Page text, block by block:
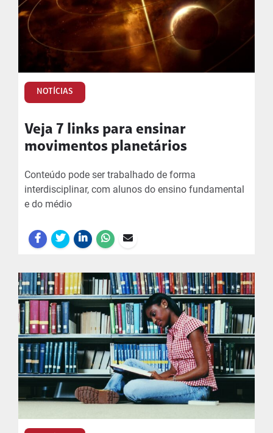
NOTÍCIAS
Veja 7 links para ensinar
movimentos planetários
Conteúdo pode ser trabalhado de forma
interdisciplinar, com alunos do ensino fundamental
e do médio